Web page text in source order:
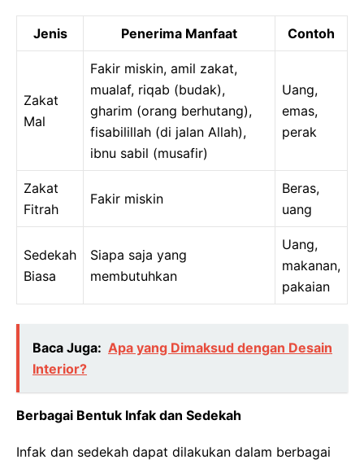
Jenis Penerima Manfaat Contoh
Zakat
Mal
Fakir miskin, amil zakat,
mualaf, riqab (budak),
gharim (orang berhutang),
fisabilillah (di jalan Allah),
ibnu sabil (musafir)
Uang,
emas,
perak
Zakat
Fitrah
Fakir miskin
Beras,
uang
Sedekah
Biasa
Siapa saja yang
membutuhkan
Uang,
makanan,
pakaian
Baca Juga: Apa yang Dimaksud dengan Desain
Interior?
Berbagai Bentuk Infak dan Sedekah
Infak dan sedekah dapat dilakukan dalam berbagai